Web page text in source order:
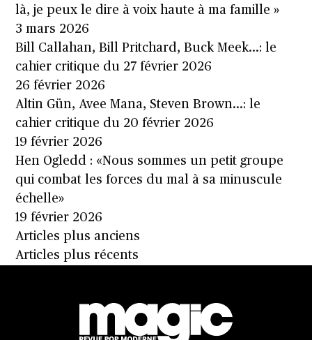
là, je peux le dire à voix haute à ma famille »
3 mars 2026
Bill Callahan, Bill Pritchard, Buck Meek…: le
cahier critique du 27 février 2026
26 février 2026
Altin Gün, Avee Mana, Steven Brown…: le
cahier critique du 20 février 2026
19 février 2026
Hen Ogledd : «Nous sommes un petit groupe
qui combat les forces du mal à sa minuscule
échelle»
19 février 2026
Navigation
des
Articles plus anciens
Articles plus récents